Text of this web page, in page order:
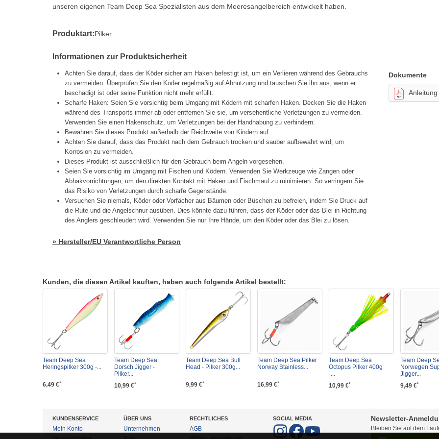
unseren eigenen Team Deep Sea Spezialisten aus dem Meeresangelbereich entwickelt haben.
Produktart:Pilker
Informationen zur Produktsicherheit
Achten Sie darauf, dass der Köder sicher am Haken befestigt ist, um ein Verlieren während des Gebrauchs
zu vermeiden. Überprüfen Sie den Köder regelmäßig auf Abnutzung und tauschen Sie ihn aus, wenn er
beschädigt ist oder seine Funktion nicht mehr erfüllt.
Scharfe Haken: Seien Sie vorsichtig beim Umgang mit Ködern mit scharfen Haken. Decken Sie die Haken
während des Transports immer ab oder entfernen Sie sie, um versehentliche Verletzungen zu vermeiden.
Verwenden Sie einen Hakenschutz, um Verletzungen bei der Handhabung zu verhindern.
Bewahren Sie dieses Produkt außerhalb der Reichweite von Kindern auf.
Achten Sie darauf, dass das Produkt nach dem Gebrauch trocken und sauber aufbewahrt wird, um
Korrosion zu vermeiden.
Dieses Produkt ist ausschließlich für den Gebrauch beim Angeln vorgesehen.
Seien Sie vorsichtig im Umgang mit Fischen und Ködern. Verwenden Sie Werkzeuge wie Zangen oder
Abhakvorrichtungen, um den direkten Kontakt mit Haken und Fischmaul zu minimieren. So verringern Sie
das Risiko von Verletzungen durch scharfe Gegenstände.
Versuchen Sie niemals, Köder oder Vorfächer aus Bäumen oder Büschen zu befreien, indem Sie Druck auf
die Rute und die Angelschnur ausüben. Dies könnte dazu führen, dass der Köder oder das Blei in Richtung
des Anglers geschleudert wird. Verwenden Sie nur Ihre Hände, um den Köder oder das Blei zu lösen.
» Hersteller/EU Verantwortliche Person
Dokumente
Kunden, die diesen Artikel kauften, haben auch folgende Artikel bestellt:
Team Deep Sea
Heringspilker 300g -...
6,49 €*
Team Deep Sea
Dorsch Jigger -
Pilker...
10,99 €*
Team Deep Sea Bull
Head - Pilker 300g...
9,99 €*
Team Deep Sea Pilker
Norway Stainless...
16,99 €*
Team Deep Sea
Octopus Pilker 400g
-...
10,99 €*
Team Deep
Norwegen
Jigger...
9,49 €*
KUNDENSERVICE
Mein Konto
ÜBER UNS
Unternehmen
RECHTLICHES
AGB
SOCIAL MEDIA Newsletter-
Bleiben Sie auf dem